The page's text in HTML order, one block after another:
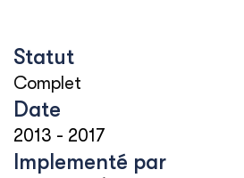
Statut
Complet
Date
2013 - 2017
Implementé par